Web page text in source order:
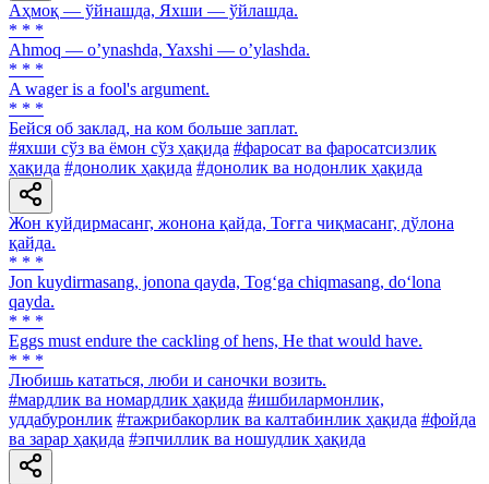
Аҳмоқ — ўйнашда, Яхши — ўйлашда.
* * *
Аhmoq — oʼynashda, Yaxshi — oʼylashda.
* * *
A wager is a fool's argument.
* * *
Бейся об заклад, на ком больше заплат.
#яхши сўз ва ёмон сўз ҳақида #фаросат ва фаросатсизлик
ҳақида #донолик ҳақида #донолик ва нодонлик ҳақида
Жон куйдирмасанг, жонона қайда, Тоғга чиқмасанг, дўлона
қайда.
* * *
Jon kuydirmasang, jonona qayda, Tog‘ga chiqmasang, do‘lona
qayda.
* * *
Eggs must endure the cackling of hens, He that would have.
* * *
Любишь кататься, люби и саночки возить.
#мардлик ва номардлик ҳақида #ишбилармонлик,
уддабуронлик #тажрибакорлик ва калтабинлик ҳақида #фойда
ва зарар ҳақида #эпчиллик ва ношудлик ҳақида